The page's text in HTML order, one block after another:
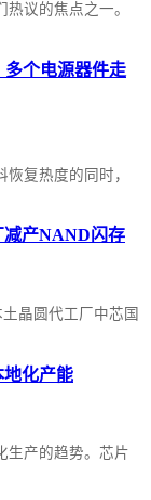
议的焦点之一。
个电源器件走
复热度的同时，
减产NAND闪存
晶圆代工厂中芯国
地化产能
生产的趋势。芯片